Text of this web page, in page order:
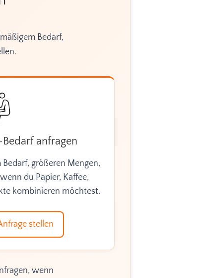
Bedarf,
anfragen
größeren Mengen,
du Papier, Kaffee,
kombinieren möchtest.
stellen
wenn